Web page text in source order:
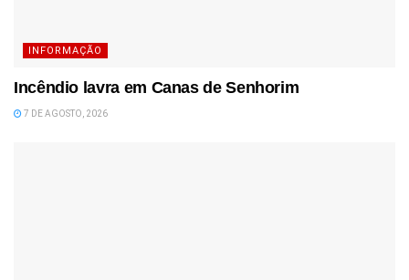
INFORMAÇÃO
Incêndio lavra em Canas de Senhorim
7 DE AGOSTO, 2026